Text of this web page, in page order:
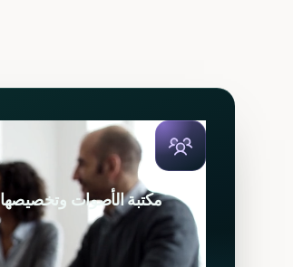
مكتبة الأصوات وتخصيصها